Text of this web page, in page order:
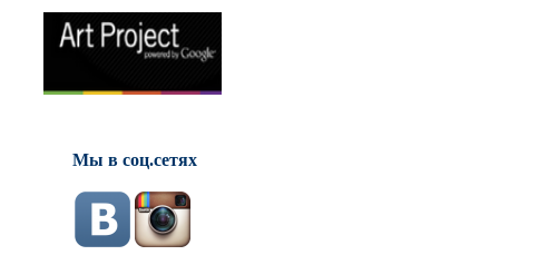
Мы в соц.сетях